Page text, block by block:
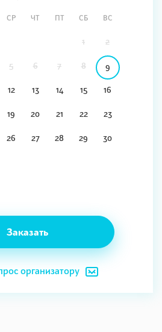
СР ЧТ ПТ СБ ВС
1 2
5 6 7 8 9
12 13 14 15 16
19 20 21 22 23
26 27 28 29 30
Заказать
организатору